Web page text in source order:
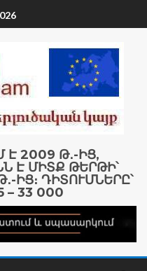
2009 Թ․-ԻՑ,
Է ՄԻՏՔ ԹԵՐԹԻ՝
ԻՑ։ ԴԻՏՈՒՄՆԵՐԸ՝
– 33 000